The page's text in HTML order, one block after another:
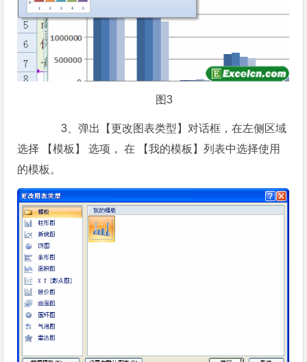
图3
3、弹出【更改图表类型】对话框，在左侧区域
选择 【模板】 选项， 在 【我的模板】列表中选择使用
的模板。